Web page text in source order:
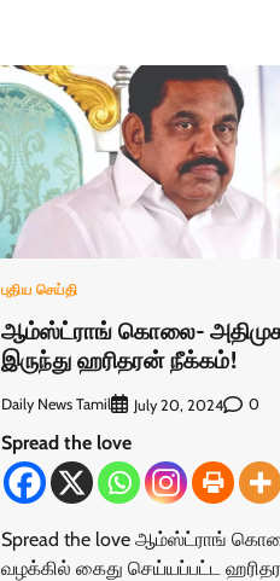
புதிய செய்தி
ஆம்ஸ்ட்ராங் கொலை-
இருந்து ஹரிதரன் நீக்கம்!
Daily News Tamil July 20, 2024 0
Spread the love
Spread the love ஆம்ஸ்ட்ராங்
வழக்கில் கைது செய்யப்பட்ட